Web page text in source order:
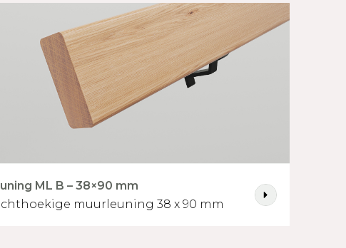
ML B – 38×90 mm
muurleuning 38 x 90 mm